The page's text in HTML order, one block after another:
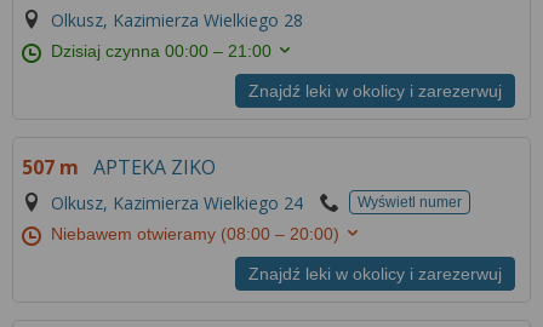
Olkusz, Kazimierza Wielkiego 28
Dzisiaj czynna00:00 – 21:00
Znajdź leki w okolicy i zarezerwuj
507 m APTEKA ZIKO
Olkusz, Kazimierza Wielkiego 24 Wyświetl numer
Niebawem otwieramy (08:00 – 20:00)
Znajdź leki w okolicy i zarezerwuj